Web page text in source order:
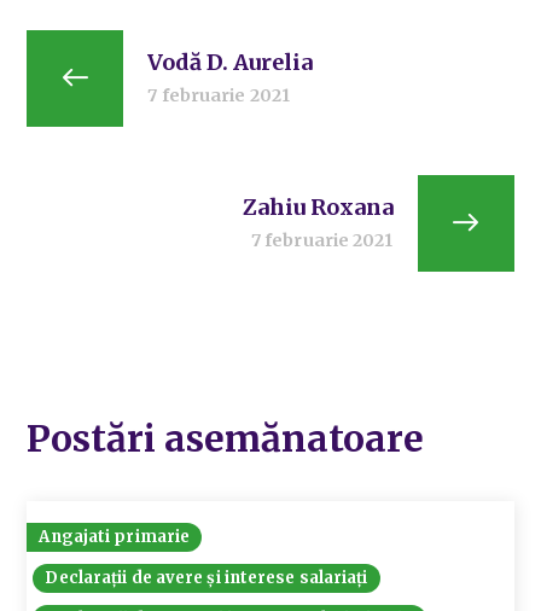
Vodă D. Aurelia
7 februarie 2021
Zahiu Roxana
7 februarie 2021
Postări asemănatoare
Angajati primarie
Declarații de avere și interese salariați